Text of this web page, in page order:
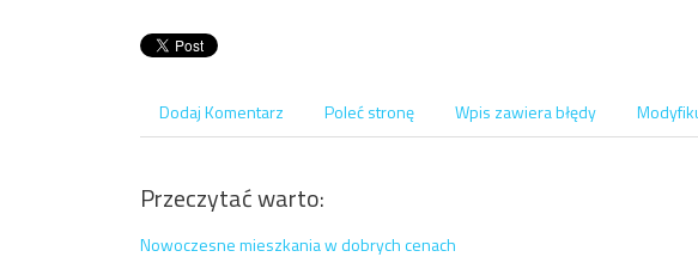
Dodaj Komentarz Poleć stronę Wpis zawiera błędy
Przeczytać warto:
Nowoczesne mieszkania w dobrych cenach